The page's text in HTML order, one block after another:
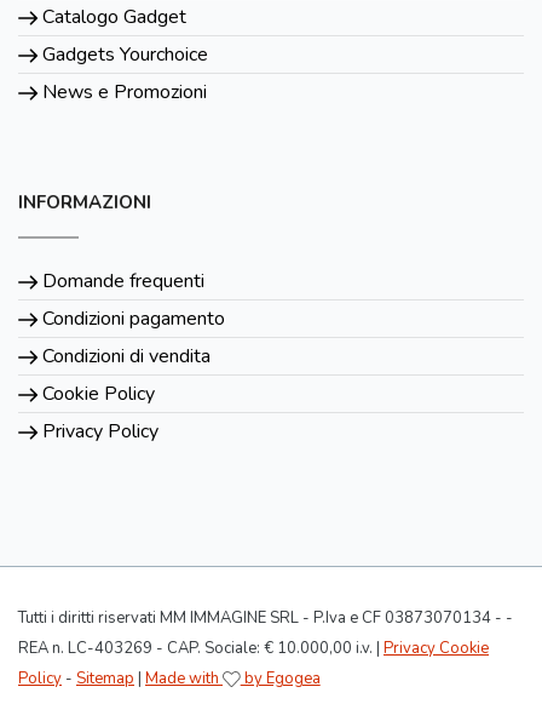
Catalogo Gadget
Gadgets Yourchoice
News e Promozioni
INFORMAZIONI
Domande frequenti
Condizioni pagamento
Condizioni di vendita
Cookie Policy
Privacy Policy
Tutti i diritti riservati MM IMMAGINE SRL - P.Iva e CF 03873070134 - -
REA n. LC-403269 - CAP. Sociale: € 10.000,00 i.v. | Privacy Cookie
Policy - Sitemap | Made with by Egogea